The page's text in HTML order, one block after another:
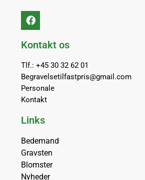
Kontakt os
Tlf.: +45 30 32 62 01
Begravelsetilfastpris@gmail.com
Personale
Kontakt
Links
Bedemand
Gravsten
Blomster
Nyheder